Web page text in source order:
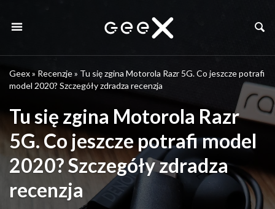
Geex» Recenzje» Tu się zgina Motorola Razr 5G. Co jeszcze potrafi
model 2020? Szczegóły zdradza recenzja
Tu się zgina Motorola Razr
5G. Co jeszcze potrafi model
2020? Szczegóły zdradza
recenzja